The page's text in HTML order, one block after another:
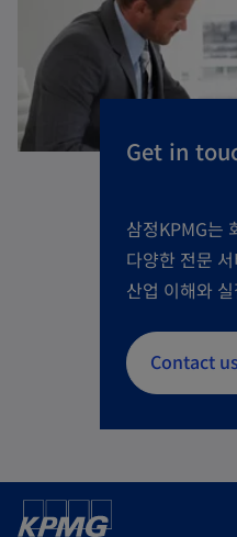
Get in
삼정KPMG는
다양한 전문
산업 이해와
Contact us